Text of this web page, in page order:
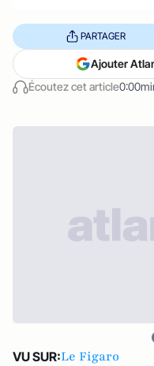
Écoutez cet article
PARTAGER
Ajouter
VU SUR:Le Figaro